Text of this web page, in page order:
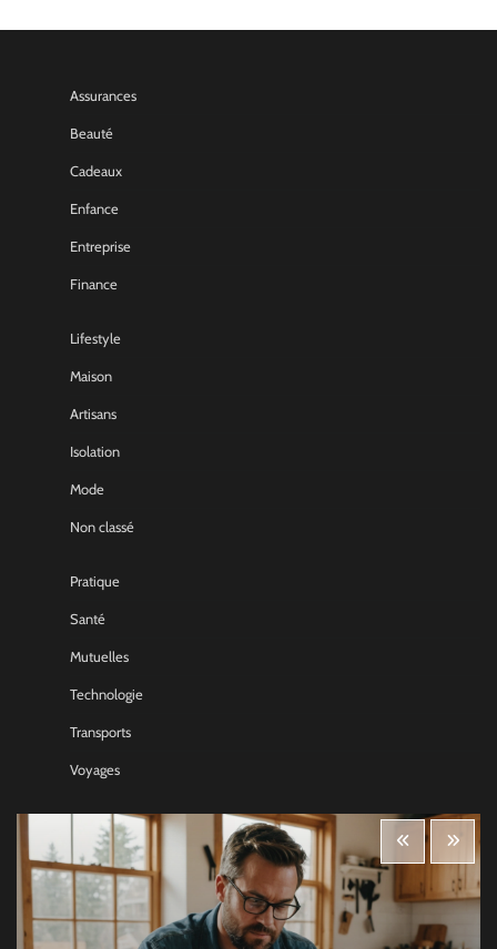
Assurances
Beauté
Cadeaux
Enfance
Entreprise
Finance
Lifestyle
Maison
Artisans
Isolation
Mode
Non classé
Pratique
Santé
Mutuelles
Technologie
Transports
Voyages